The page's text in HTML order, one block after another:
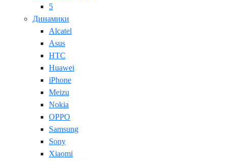
5
Динамики
Alcatel
Asus
HTC
Huawei
iPhone
Meizu
Nokia
OPPO
Samsung
Sony
Xiaomi